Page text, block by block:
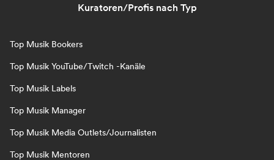
Kuratoren/Profis nach Typ
Top Musik Bookers
Top Musik YouTube/Twitch -Kanäle
Top Musik Labels
Top Musik Manager
Top Musik Media Outlets/Journalisten
Top Musik Mentoren